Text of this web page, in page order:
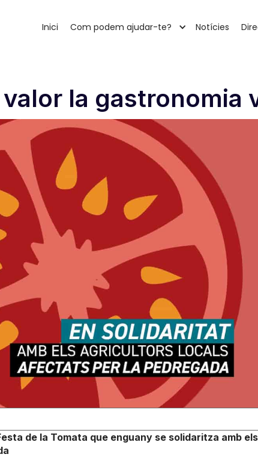
Inici Com podem ajudar-te? Notícies
la gastronomia
de la Tomata que enguany se solidaritza amb els